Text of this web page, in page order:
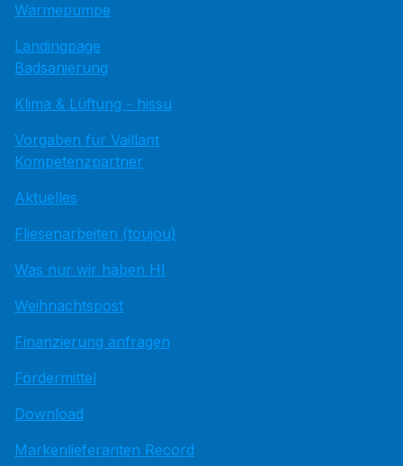
Wärmepumpe
Landingpage
Badsanierung
Klima & Lüftung - hissu
Vorgaben für Vaillant
Kompetenzpartner
Aktuelles
Fliesenarbeiten (toujou)
Was nur wir haben HI
Weihnachtspost
Finanzierung anfragen
Fördermittel
Download
Markenlieferanten Record